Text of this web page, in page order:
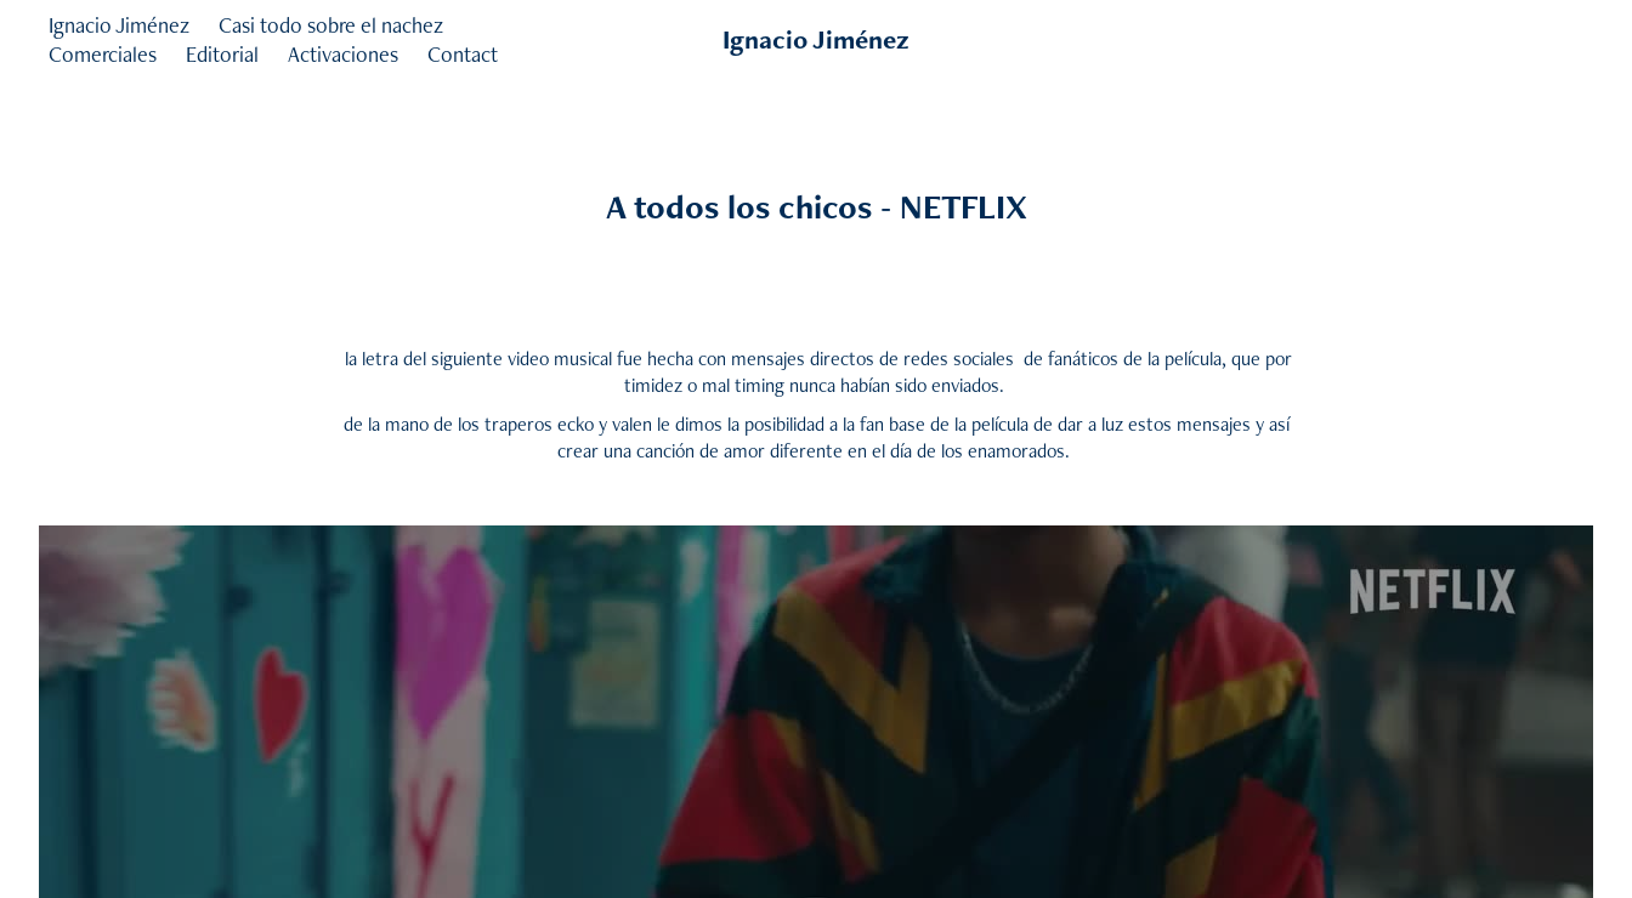
Ignacio Jiménez
Casi todo sobre el nachez
Comerciales
Editorial Activaciones Contact Ignacio Jiménez
A todos los chicos - NETFLIX
la letra del siguiente video musical fue hecha con mensajes directos de redes sociales de fanáticos de la película, que por
timidez o mal timing nunca habían sido enviados.
de la mano de los traperos ecko y valen le dimos la posibilidad a la fan base de la película de dar a luz estos mensajes y así
crear una canción de amor diferente en el día de los enamorados.